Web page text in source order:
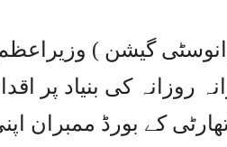
انوسٹی گیشن )
روزانہ کی بنیاد پر
کے بورڈ ممبران